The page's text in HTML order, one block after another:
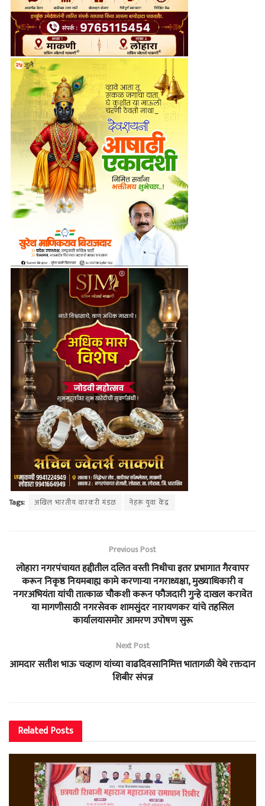
Tags: अखिल भारतीय वारकरी मंडळ नेहरू युवा केंद्र
Previous Post
लोहारा नगरपंचायत हद्दीतील दलित वस्ती निधीचा इतर प्रभागात गैरवापर
करून निकृष्ठ नियमबाह्य कामे करणाऱ्या नगराध्यक्षा, मुख्याधिकारी व
नगरअभियंता यांची तात्काळ चौकशी करून फौजदारी गुन्हे दाखल करावेत
या मागणीसाठी नगरसेवक शामसुंदर नारायणकर यांचे तहसिल
कार्यालयासमोर आमरण उपोषण सुरू
Next Post
आमदार सतीश भाऊ चव्हाण यांच्या वाढदिवसानिमित्त भातागळी येथे रक्तदान
शिबीर संपन्न
RelatedPosts